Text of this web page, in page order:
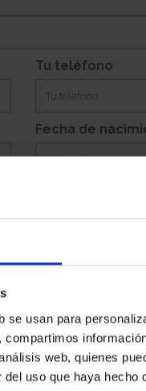
se usan para
web, quienes
del uso que haya hecho
Tu teléfono
Fecha de
País